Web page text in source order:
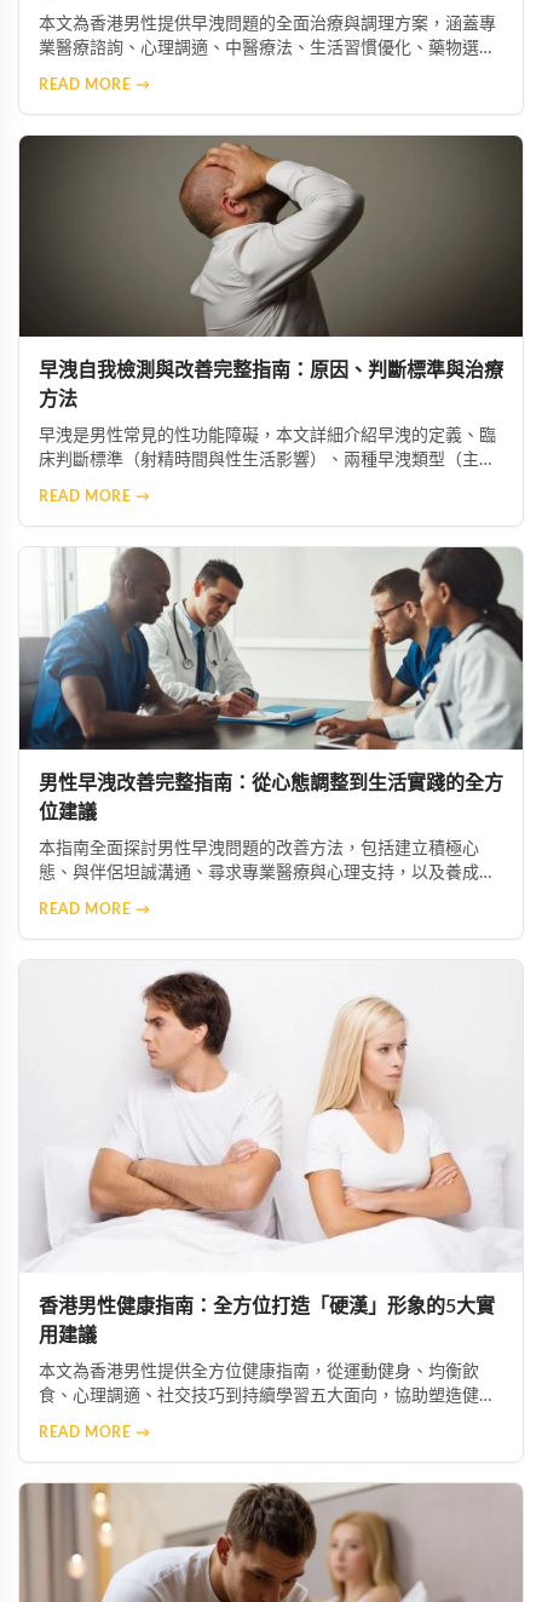
本文為香港男性提供早洩問題的全面治療與調理方案，涵蓋專
業醫療諮詢、心理調適、中醫療法、生活習慣優化、藥物選擇
READ MORE →
早洩自我檢測與改善完整指南：原因、判斷標準與治療
方法
早洩是男性常見的性功能障礙，本文詳細介紹早洩的定義、臨
床判斷標準（射精時間與性生活影響）、兩種早洩類型（主觀
READ MORE →
男性早洩改善完整指南：從心態調整到生活實踐的全方
位建議
本指南全面探討男性早洩問題的改善方法，包括建立積極心
態、與伴侶坦誠溝通、尋求專業醫療與心理支持，以及養成健
和諧的性生活。
READ MORE →
香港男性健康指南：全方位打造「硬漢」形象的5大實
用建議
本文為香港男性提供全方位健康指南，從運動健身、均衡飲
食、心理調適、社交技巧到持續學習五大面向，協助塑造健康
READ MORE →